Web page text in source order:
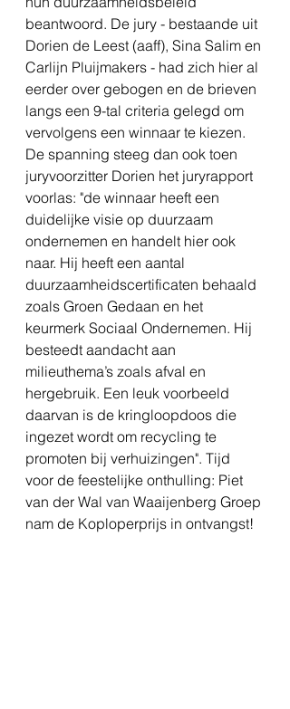
beantwoord. De jury - bestaande uit
Dorien de Leest (aaff), Sina Salim en
Carlijn Pluijmakers - had zich hier al
eerder over gebogen en de brieven
langs een 9-tal criteria gelegd om
vervolgens een winnaar te kiezen.
De spanning steeg dan ook toen
juryvoorzitter Dorien het juryrapport
voorlas: "de winnaar heeft een
duidelijke visie op duurzaam
ondernemen en handelt hier ook
naar. Hij heeft een aantal
duurzaamheidscertificaten behaald
zoals Groen Gedaan en het
keurmerk Sociaal Ondernemen. Hij
besteedt aandacht aan
milieuthema’s zoals afval en
hergebruik. Een leuk voorbeeld
daarvan is de kringloopdoos die
ingezet wordt om recycling te
promoten bij verhuizingen". Tijd
voor de feestelijke onthulling: Piet
van der Wal van Waaijenberg Groep
nam de Koploperprijs in ontvangst!